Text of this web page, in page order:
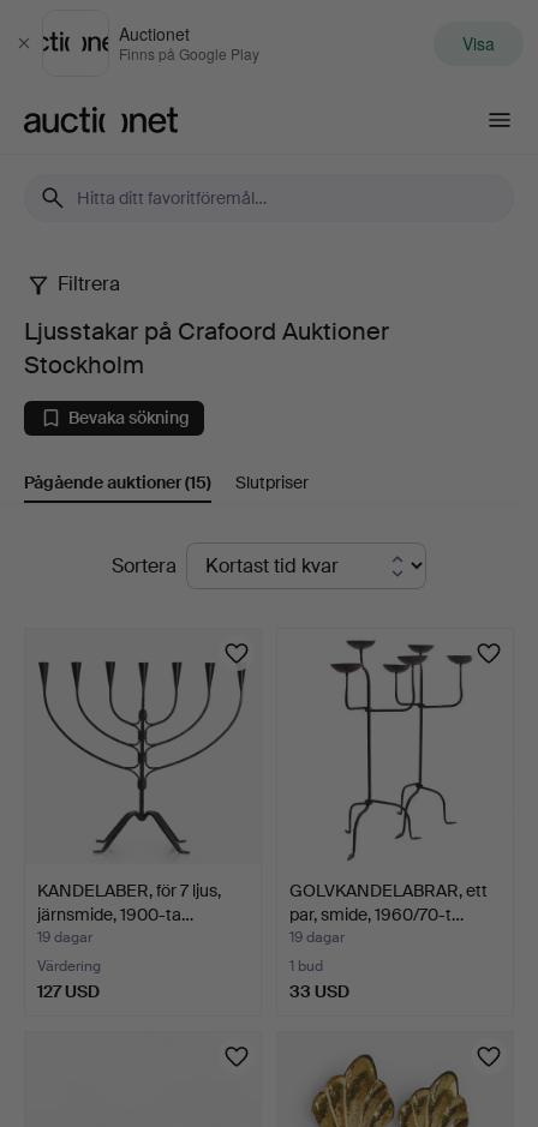
Stäng
Auctionet
Finns på Google Play Visa
Ljusstakar
på
Crafoord
Auktioner
Filtrera
Ljusstakar på Crafoord Auktioner
Stockholm
Bevaka sökning
Pågående auktioner(15) Slutpriser
PågåendeSortera
KANDELABER, för 7 ljus,
järnsmide, 1900-ta…
19 dagar
Värdering
127 USD
GOLVKANDELABRAR, ett
par, smide, 1960/70-t…
19 dagar
1 bud
33 USD